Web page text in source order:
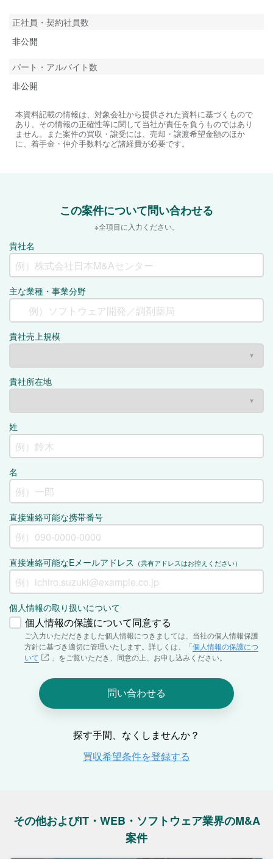
正社員・契約社員数
非公開
パート・アルバイト数
非公開
本資料記載の情報は、対象会社から提供された資料に基づくもので
あり、その情報の正確性等に関して当社が責任を負うものではあり
ません。また案件の買収・譲受には、売却・譲渡希望金額のほか
に、着手金・仲介手数料など諸経費が必要です。
その他およびIT・WEB・ソフトウェア業界のM&A
案件